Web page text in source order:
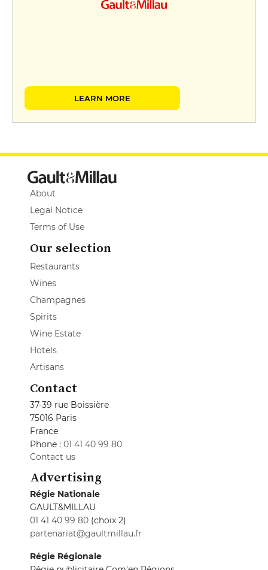
LEARN MORE
About
Legal Notice
Terms of Use
Our selection
Restaurants
Wines
Champagnes
Spirits
Wine Estate
Hotels
Artisans
Contact
37-39 rue Boissière
75016 Paris
France
Phone : 01 41 40 99 80
Contact us
Advertising
Régie Nationale
GAULT&MILLAU
01 41 40 99 80 (choix 2)
partenariat@gaultmillau.fr
Régie Régionale